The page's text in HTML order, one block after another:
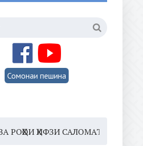
Сомонаи пешина
САЛОМАТӢ16:35 –